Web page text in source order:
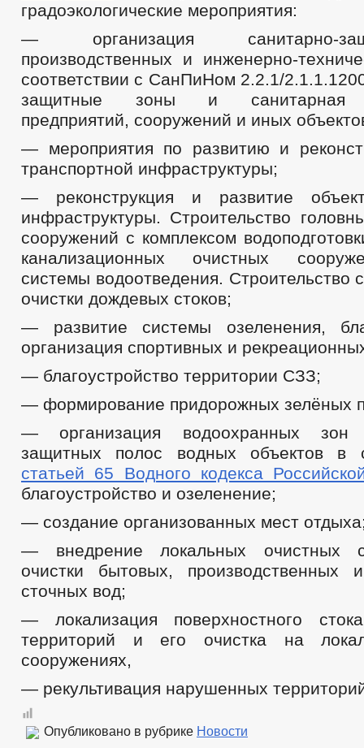
градоэкологические мероприятия:
— организация санитарно-
производственных и инженерно-
соответствии с СанПиНом 2.2.1/
защитные зоны и санитарная
предприятий, сооружений и иных
— мероприятия по развитию и
транспортной инфраструктуры;
— реконструкция и развитие
инфраструктуры. Строительство
сооружений с комплексом
канализационных очистных
системы водоотведения. Строительство
очистки дождевых стоков;
— развитие системы озеленения,
организация спортивных и
— благоустройство территории СЗЗ;
— формирование придорожных зелёных
— организация водоохранных
защитных полос водных объектов в
статьей 65 Водного кодекса
благоустройство и озеленение;
— создание организованных мест
— внедрение локальных очистных
очистки бытовых, производственных
сточных вод;
— локализация поверхностного
территорий и его очистка на
сооружениях,
— рекультивация нарушенных
Опубликовано в рубрике Новости